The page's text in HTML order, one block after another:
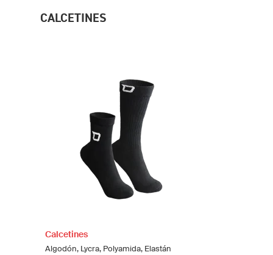
CALCETINES
Calcetines
Algodón, Lycra, Polyamida, Elastán